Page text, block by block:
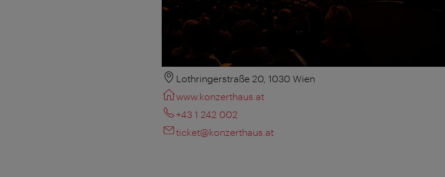
Lothringerstraße 20, 1030 Wien
www.konzerthaus.at
+43 1 242 002
ticket@konzerthaus.at